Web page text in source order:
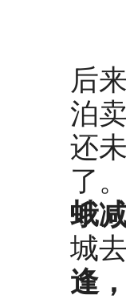
后
泊
还
了
蛾
城
逢